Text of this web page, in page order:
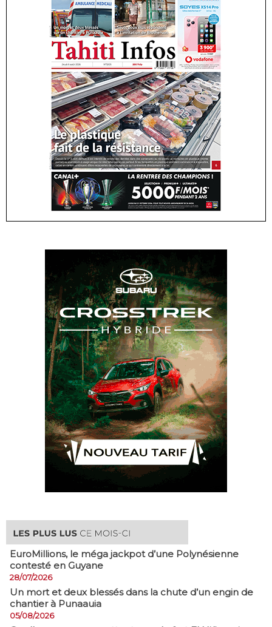
EuroMillions, ​le méga jackpot d’une Polynésienne
contesté en Guyane
28/07/2026
​Un mort et deux blessés dans la chute d’un engin de
chantier à Punaauia
05/08/2026